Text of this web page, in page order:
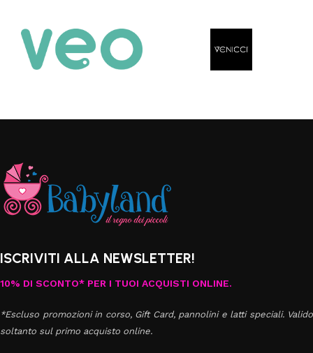
ISCRIVITI ALLA NEWSLETTER!
10% DI SCONTO* PER I TUOI ACQUISTI ONLINE.
*Escluso promozioni in corso, Gift Card, pannolini e latti speciali. Valido
soltanto sul primo acquisto online.